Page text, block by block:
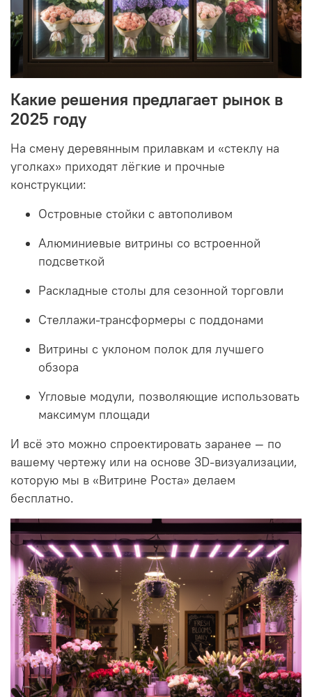
Какие решения предлагает рынок в
2025 году
На смену деревянным прилавкам и «стеклу на
уголках» приходят лёгкие и прочные
конструкции:
Островные стойки с автополивом
Алюминиевые витрины со встроенной
подсветкой
Раскладные столы для сезонной торговли
Стеллажи-трансформеры с поддонами
Витрины с уклоном полок для лучшего
обзора
Угловые модули, позволяющие использовать
максимум площади
И всё это можно спроектировать заранее — по
вашему чертежу или на основе 3D-визуализации,
которую мы в «Витрине Роста» делаем
бесплатно.